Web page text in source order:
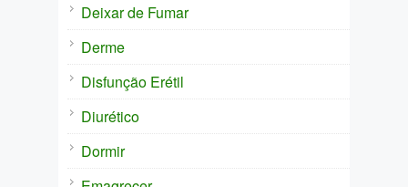
Deixar de Fumar
Derme
Disfunção Erétil
Diurético
Dormir